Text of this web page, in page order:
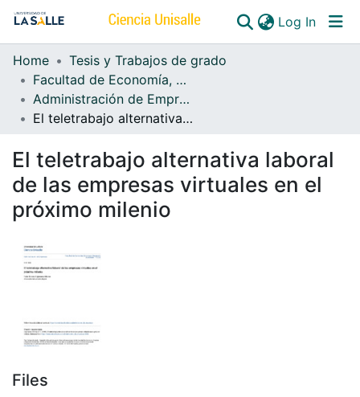
Log In
Communities & Collections
All of DSpace
Home
Tesis y Trabajos de grado
Facultad de Economía, Empresa y Desarrollo Sostenible - FEEDS
Administración de Empresas
El teletrabajo alternativa laboral de las empresas virtuales en el próximo milenio
El teletrabajo alternativa laboral
de las empresas virtuales en el
próximo milenio
Files